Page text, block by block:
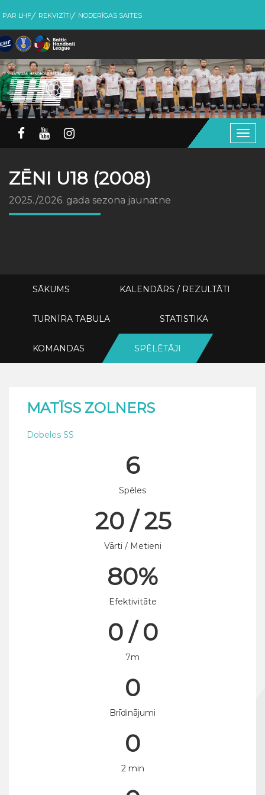
PAR LHF REKVIZĪTI NODERĪGAS SAITES
ZĒNI U18 (2008)
2025./2026. gada sezona jaunatne
SĀKUMS KALENDĀRS / REZULTĀTI
TURNĪRA TABULA STATISTIKA
KOMANDAS SPĒLĒTĀJI
MATĪSS ZOLNERS
Dobeles SS
6
Spēles
20 / 25
Vārti / Metieni
80%
Efektivitāte
0 / 0
7m
0
Brīdinājumi
0
2 min